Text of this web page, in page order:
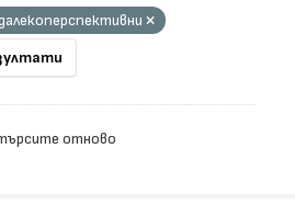
отново